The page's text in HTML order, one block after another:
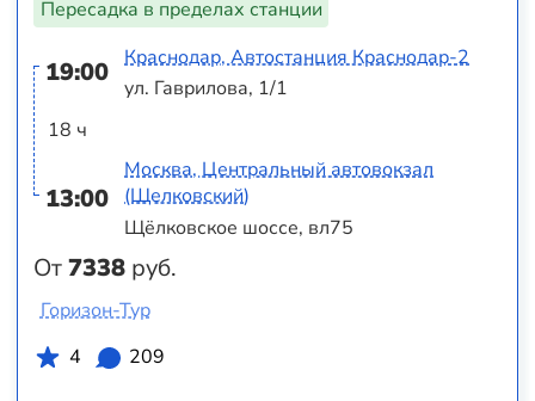
Пересадка в пределах станции
19:00
18 ч
13:00
От7338 руб.
Краснодар, Автостанция Краснодар-2
ул. Гаврилова, 1/1
Москва, Центральный автовокзал
(Щелковский)
Щёлковское шоссе, вл75
Горизон-Тур
4
209